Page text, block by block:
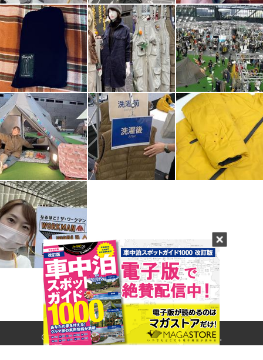
© 2017- CARNERU Inc. All rights reserved.